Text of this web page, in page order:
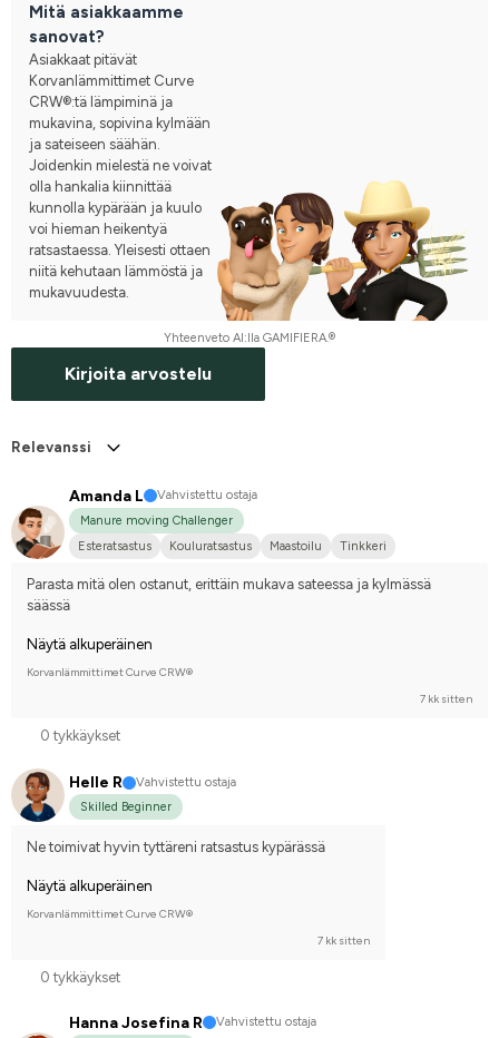
Mitä asiakkaamme
sanovat?
Asiakkaat pitävät
Korvanlämmittimet Curve
CRW®:tä lämpiminä ja
mukavina, sopivina kylmään
ja sateiseen säähän.
Joidenkin mielestä ne voivat
olla hankalia kiinnittää
kunnolla kypärään ja kuulo
voi hieman heikentyä
ratsastaessa. Yleisesti ottaen
niitä kehutaan lämmöstä ja
mukavuudesta.
Yhteenveto AI:lla GAMIFIERA.®
Kirjoita arvostelu
Relevanssi
Amanda L
Vahvistettu ostaja
Manure moving Challenger
Esteratsastus
Kouluratsastus Maastoilu Tinkkeri
Parasta mitä olen ostanut, erittäin mukava sateessa ja kylmässä
säässä
Näytä alkuperäinen
Korvanlämmittimet Curve CRW®
7 kk sitten
0 tykkäykset
Helle R
Vahvistettu ostaja
Skilled Beginner
Ne toimivat hyvin tyttäreni ratsastus kypärässä
Näytä alkuperäinen
Korvanlämmittimet Curve CRW®
7 kk sitten
0 tykkäykset
Hanna Josefina R Vahvistettu ostaja